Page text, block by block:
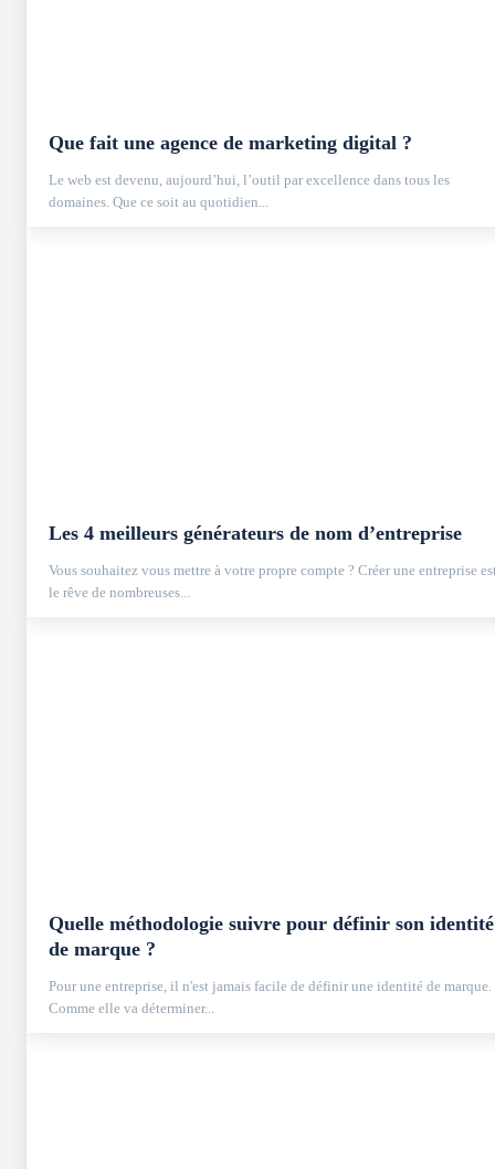
Que fait une agence de marketing digital ?
Le web est devenu, aujourd’hui, l’outil par excellence dans tous les
domaines. Que ce soit au quotidien...
Les 4 meilleurs générateurs de nom d’entreprise
Vous souhaitez vous mettre à votre propre compte ? Créer une entreprise
le rêve de nombreuses...
Quelle méthodologie suivre pour définir son identité
de marque ?
Pour une entreprise, il n'est jamais facile de définir une identité de marque.
Comme elle va déterminer...